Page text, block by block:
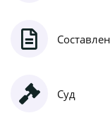
Суд